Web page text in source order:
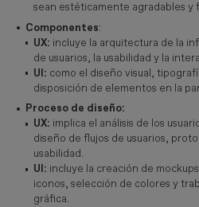
sean estéticamente agradables y
Componentes:
UX: incluye la arquitectura de la
de usuarios, la usabilidad y la
UI: como el diseño visual,
disposición de elementos en la
Proceso de diseño:
UX: implica el análisis de los
diseño de flujos de usuarios,
usabilidad.
UI: incluye la creación de
iconos, selección de colores y
gráfica.